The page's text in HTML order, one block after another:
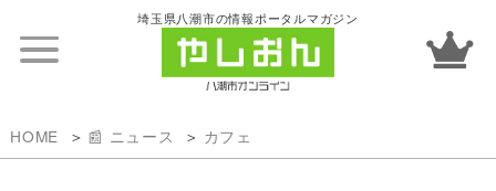
埼玉県八潮市の情報ポータルマガジン
HOME 📰 ニュース カフェ